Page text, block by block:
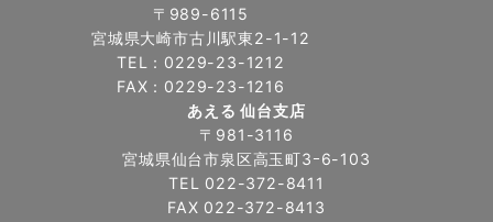
〒989-6115
宮城県大崎市古川駅東2-1-12
TEL：0229-23-1212
FAX：0229-23-1216
あえる 仙台支店
〒981-3116
宮城県仙台市泉区高玉町3ｰ6-103
TEL 022-372-8411
FAX 022-372-8413